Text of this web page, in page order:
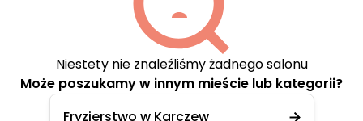
Niestety nie znaleźliśmy żadnego salonu
Może poszukamy w innym mieście lub kategorii?
Fryzjerstwo w Karczew